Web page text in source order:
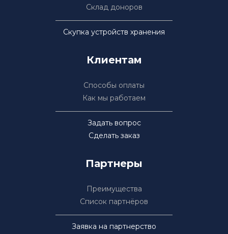
Склад доноров
Скупка устройств хранения
Клиентам
Способы оплаты
Как мы работаем
Задать вопрос
Сделать заказ
Партнеры
Преимущества
Список партнёров
Заявка на партнерство